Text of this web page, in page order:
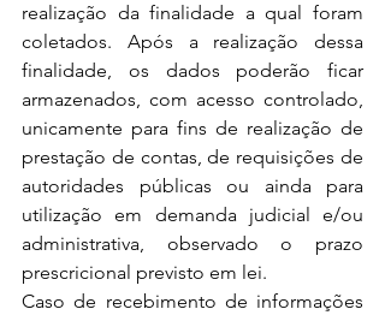
realização da finalidade a qual foram
coletados. Após a realização dessa
finalidade, os dados poderão ficar
armazenados, com acesso controlado,
unicamente para fins de realização de
prestação de contas, de requisições de
autoridades públicas ou ainda para
utilização em demanda judicial e/ou
administrativa, observado o prazo
prescricional previsto em lei.
Caso de recebimento de informações